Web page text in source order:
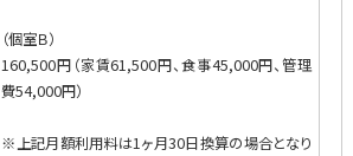
（個室Ｂ）
160,500円（家賃61,500円、食事45,000円、管理
費54,000円）
※上記月額利用料は1ヶ月30日換算の場合となり